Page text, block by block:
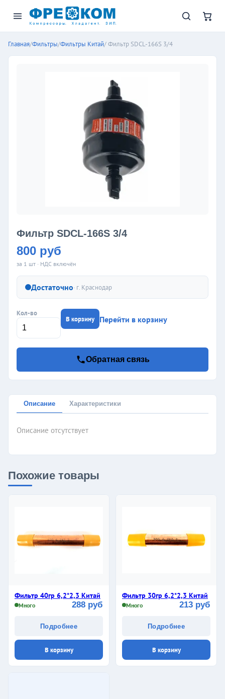
Главная/Фильтры/Фильтры Китай/ Фильтр SDCL-166S 3/4
Фильтр SDCL-166S 3/4
800 руб
за 1 шт · НДС включён
Достаточно· г. Краснодар
Кол-во
В корзину Перейти в корзину
Обратная связь
Описание Характеристики
Описание отсутствует
Похожие товары
Фильтр 40гр 6,2*2,3 Китай
Много 288 руб
Подробнее
В корзину
Фильтр 30гр 6,2*2,3 Китай
Много 213 руб
Подробнее
В корзину